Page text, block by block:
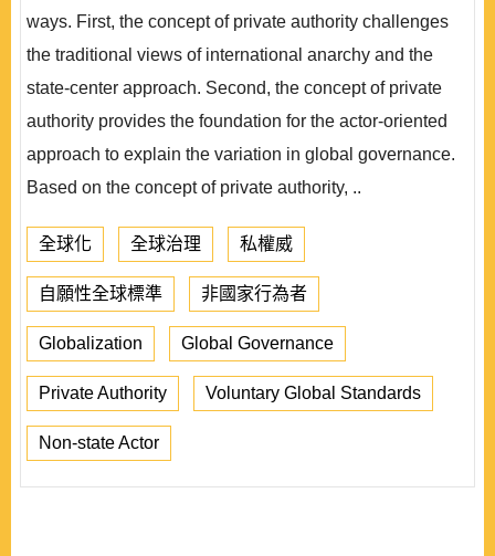
ways. First, the concept of private authority challenges
the traditional views of international anarchy and the
state-center approach. Second, the concept of private
authority provides the foundation for the actor-oriented
approach to explain the variation in global governance.
Based on the concept of private authority, ..
全球化 全球治理 私權威
自願性全球標準 非國家行為者
Globalization Global Governance
Private Authority Voluntary Global Standards
Non-state Actor